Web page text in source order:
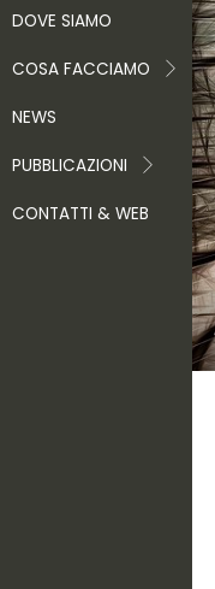
DOVE SIAMO
COSA FACCIAMO
NEWS
PUBBLICAZIONI
CONTATTI & WEB